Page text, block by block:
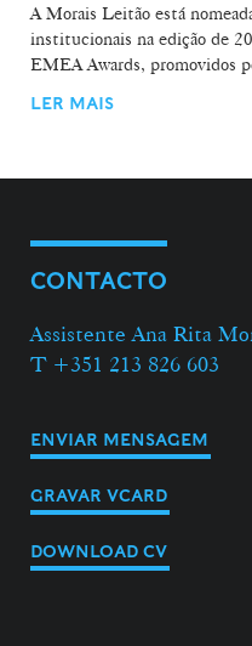
A Morais Leitão está
institucionais na edição de
EMEA Awards, promovidos
LER MAIS
CONTACTO
Assistente Ana Rita
T +351 213 826 603
ENVIAR MENSAGEM
GRAVAR VCARD
DOWNLOAD CV